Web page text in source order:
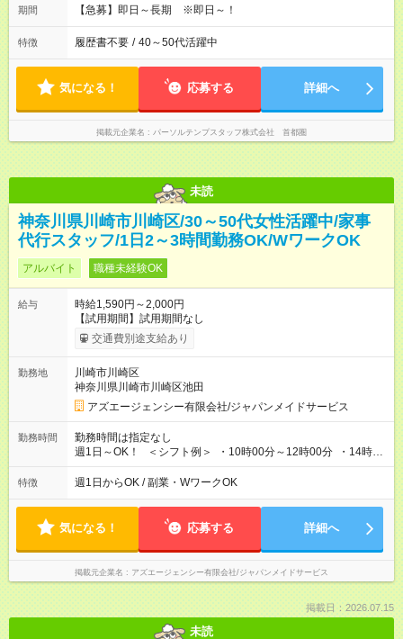
期間 【急募】即日～長期 ※即日～！
特徴 履歴書不要 / 40～50代活躍中
気になる！ 応募する 詳細へ
掲載元企業名 パーソルテンプスタッフ株式会社 首都圏
未読
神奈川県川崎市川崎区/30～50代女性活躍中/家事
代行スタッフ/1日2～3時間勤務OK/WワークOK
アルバイト 職種未経験OK
給与
時給1,590円～2,000円
【試用期間】試用期間なし
交通費別途支給あり
勤務地
川崎市川崎区
神奈川県川崎市川崎区池田
アズエージェンシー有限会社/ジャパンメイドサービス
勤務時間
勤務時間は指定なし
週1日～OK！ ＜シフト例＞ ・10時00分～12時00分 ・14時00
分～16時00分 ※勤務帯は複数あります！ ＼働き方のご希望を
聞かせてください！／ 気になることはなんでも相談してくださ
特徴 週1日からOK / 副業・WワークOK
気になる！ 応募する 詳細へ
掲載元企業名 アズエージェンシー有限会社/ジャパンメイドサービス
掲載日：2026.07.15
未読